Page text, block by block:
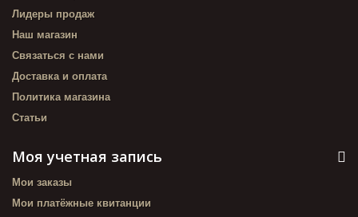
Лидеры продаж
Наш магазин
Связаться с нами
Доставка и оплата
Политика магазина
Статьи
Моя учетная запись
Мои заказы
Мои платёжные квитанции